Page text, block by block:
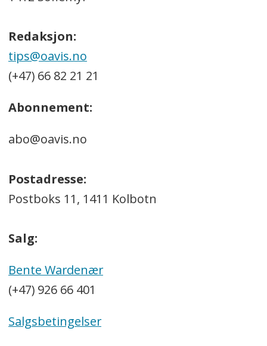
Redaksjon:
tips@oavis.no
(+47) 66 82 21 21
Abonnement:
abo@oavis.no
Postadresse:
Postboks 11, 1411 Kolbotn
Salg:
Bente Wardenær
(+47) 926 66 401
Salgsbetingelser